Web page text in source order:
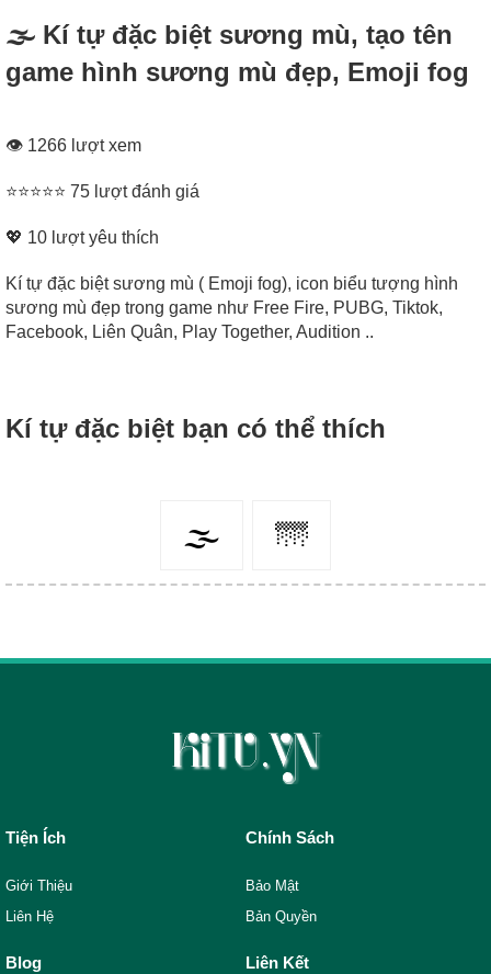
🌫 Kí tự đặc biệt sương mù, tạo tên
game hình sương mù đẹp, Emoji fog
👁 1266 lượt xem
⭐⭐⭐⭐⭐ 75 lượt đánh giá
💖 10 lượt yêu thích
Kí tự đặc biệt sương mù ( Emoji fog), icon biểu tượng hình
sương mù đẹp trong game như Free Fire, PUBG, Tiktok,
Facebook, Liên Quân, Play Together, Audition ..
Kí tự đặc biệt bạn có thể thích
🌫 🌁
Tiện Ích
Giới Thiệu
Liên Hệ
Chính Sách
Bảo Mật
Bản Quyền
Blog Liên Kết